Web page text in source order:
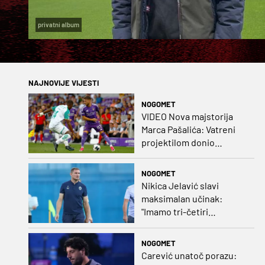
privatni album
NAJNOVIJE VIJESTI
NOGOMET
VIDEO Nova majstorija
Marca Pašalića: Vatreni
projektilom donio
NOGOMET
Nikica Jelavić slavi
maksimalan učinak:
"Imamo tri-četiri
NOGOMET
Carević unatoč porazu: